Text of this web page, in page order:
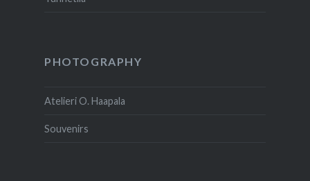
PHOTOGRAPHY
Atelieri O. Haapala
Souvenirs